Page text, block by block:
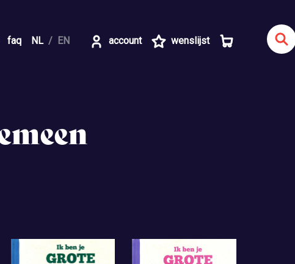
faq NL EN account wenslijst